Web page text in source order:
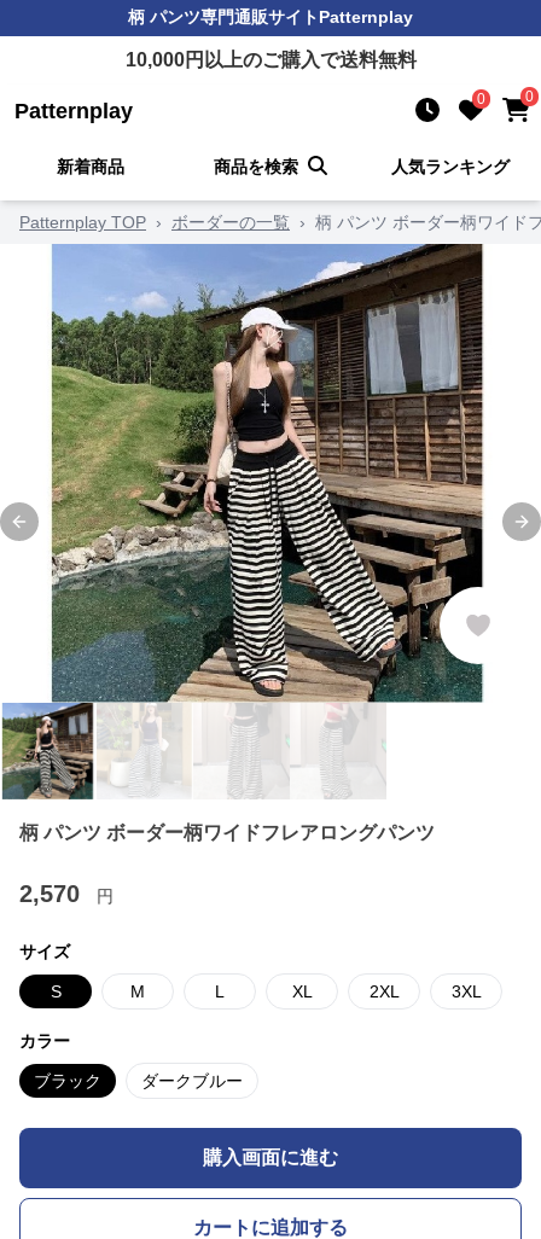
柄 パンツ専門通販サイトPatternplay
10,000円以上のご購入で送料無料
Patternplay 0 0
新着商品 商品を検索 人気ランキング
Patternplay TOP › ボーダーの一覧 › 柄 パンツ ボーダー柄ワイド
Previous slide
柄 パンツ ボーダー柄ワイドフレアロングパンツ
2,570 円
サイズ
S M L XL 2XL 3XL
カラー
ブラック ダークブルー
購入画面に進む
カートに追加する